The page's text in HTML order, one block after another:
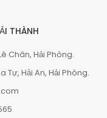
THÀNH
Chân, Hải Phòng.
Tự, Hải An, Hải Phòng.